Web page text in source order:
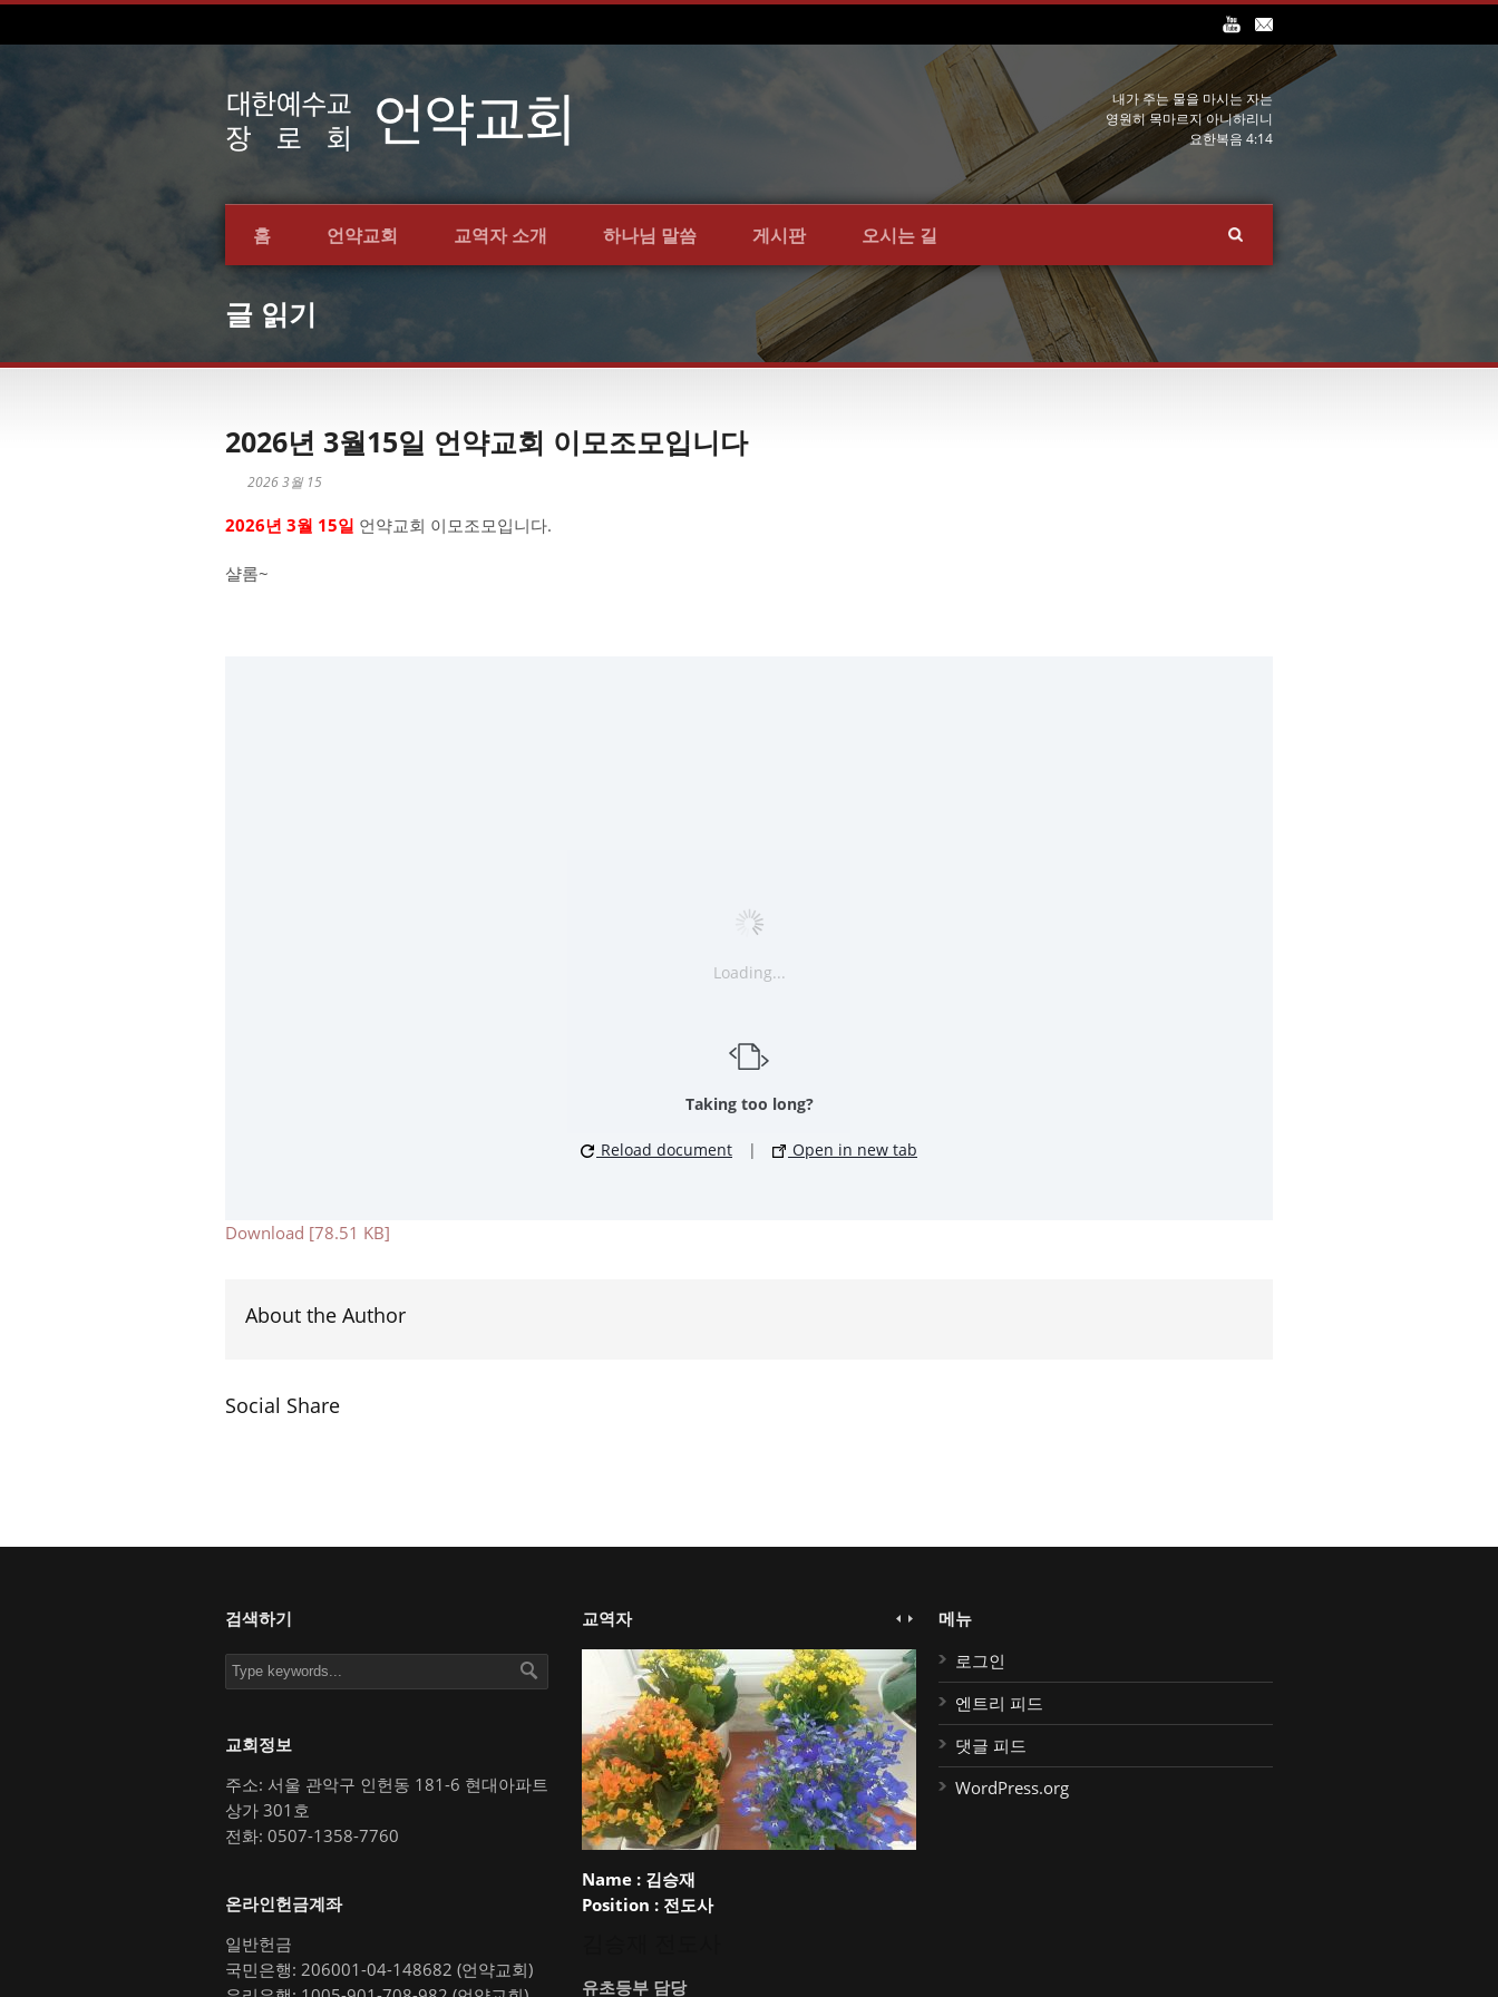
내가 주는 물을 마시는 자는
영원히 목마르지 아니하리니
요한복음 4:14
홈 언약교회 교역자 소개 하나님 말씀 게시판 오시는 길
글 읽기
2026년 3월15일 언약교회 이모조모입니다
2026 3월 15
2026년 3월 15일 언약교회 이모조모입니다.
샬롬~
Loading...
Taking too long?
Reload document | Open in new tab
Download [78.51 KB]
About the Author
Social Share
검색하기
교회정보
주소: 서울 관악구 인헌동 181-6 현대아파트
상가 301호
전화: 0507-1358-7760
온라인헌금계좌
일반헌금
국민은행: 206001-04-148682 (언약교회)
교역자
Name :김승재
Position :전도사
유초등부 담당
메뉴
로그인
엔트리 피드
댓글 피드
WordPress.org